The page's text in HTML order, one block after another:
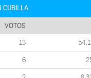
CUBILLA
VOTOS
13
6